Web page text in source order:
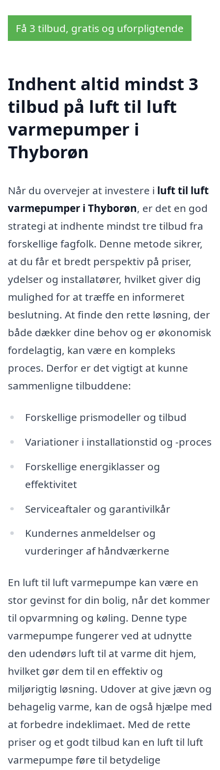
Få 3 tilbud, gratis og uforpligtende
Indhent altid mindst 3
tilbud på luft til luft
varmepumper i
Thyborøn
Når du overvejer at investere i luft til luft
varmepumper i Thyborøn, er det en god
strategi at indhente mindst tre tilbud fra
forskellige fagfolk. Denne metode sikrer,
at du får et bredt perspektiv på priser,
ydelser og installatører, hvilket giver dig
mulighed for at træffe en informeret
beslutning. At finde den rette løsning, der
både dækker dine behov og er økonomisk
fordelagtig, kan være en kompleks
proces. Derfor er det vigtigt at kunne
sammenligne tilbuddene:
Forskellige prismodeller og tilbud
Variationer i installationstid og -proces
Forskellige energiklasser og
effektivitet
Serviceaftaler og garantivilkår
Kundernes anmeldelser og
vurderinger af håndværkerne
En luft til luft varmepumpe kan være en
stor gevinst for din bolig, når det kommer
til opvarmning og køling. Denne type
varmepumpe fungerer ved at udnytte
den udendørs luft til at varme dit hjem,
hvilket gør dem til en effektiv og
miljørigtig løsning. Udover at give jævn og
behagelig varme, kan de også hjælpe med
at forbedre indeklimaet. Med de rette
priser og et godt tilbud kan en luft til luft
varmepumpe føre til betydelige